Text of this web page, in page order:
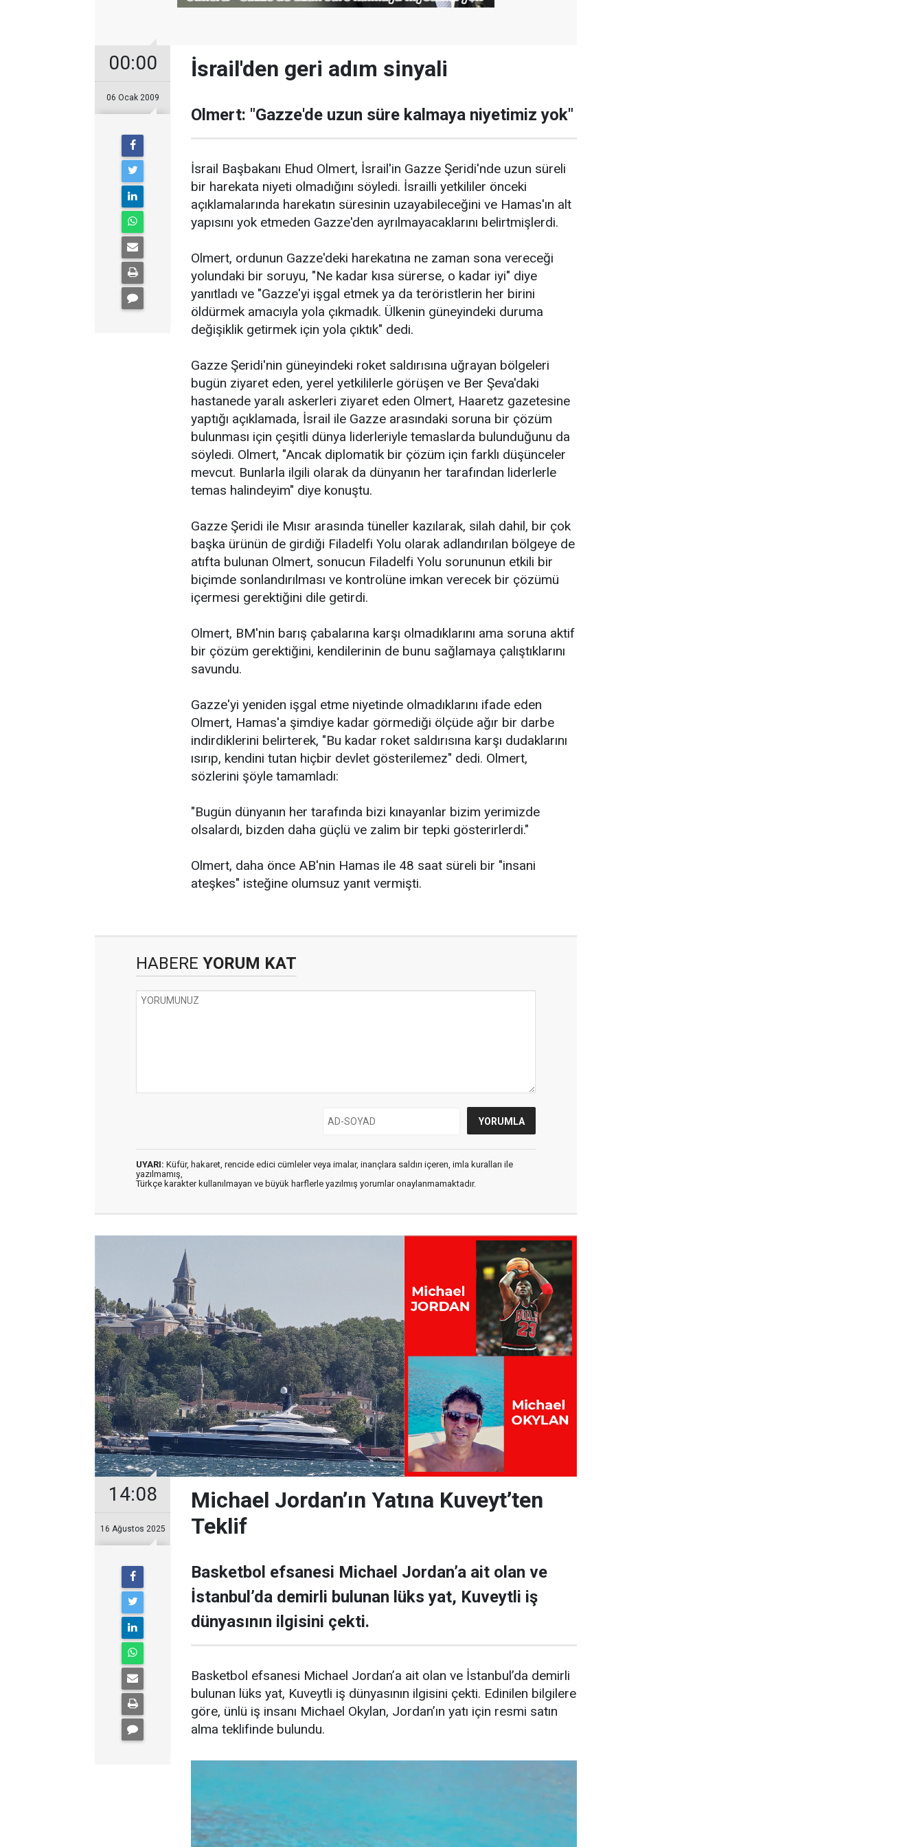
00:00
06 Ocak 2009
İsrail'den geri adım sinyali
Olmert: "Gazze'de uzun süre kalmaya niyetimiz yok"
İsrail Başbakanı Ehud Olmert, İsrail'in Gazze Şeridi'nde uzun süreli
bir harekata niyeti olmadığını söyledi. İsrailli yetkililer önceki
açıklamalarında harekatın süresinin uzayabileceğini ve Hamas'ın alt
yapısını yok etmeden Gazze'den ayrılmayacaklarını belirtmişlerdi.
Olmert, ordunun Gazze'deki harekatına ne zaman sona vereceği
yolundaki bir soruyu, "Ne kadar kısa sürerse, o kadar iyi" diye
yanıtladı ve "Gazze'yi işgal etmek ya da teröristlerin her birini
öldürmek amacıyla yola çıkmadık. Ülkenin güneyindeki duruma
değişiklik getirmek için yola çıktık" dedi.
Gazze Şeridi'nin güneyindeki roket saldırısına uğrayan bölgeleri
bugün ziyaret eden, yerel yetkililerle görüşen ve Ber Şeva'daki
hastanede yaralı askerleri ziyaret eden Olmert, Haaretz gazetesine
yaptığı açıklamada, İsrail ile Gazze arasındaki soruna bir çözüm
bulunması için çeşitli dünya liderleriyle temaslarda bulunduğunu da
söyledi. Olmert, "Ancak diplomatik bir çözüm için farklı düşünceler
mevcut. Bunlarla ilgili olarak da dünyanın her tarafından liderlerle
temas halindeyim" diye konuştu.
Gazze Şeridi ile Mısır arasında tüneller kazılarak, silah dahil, bir çok
başka ürünün de girdiği Filadelfi Yolu olarak adlandırılan bölgeye de
atıfta bulunan Olmert, sonucun Filadelfi Yolu sorununun etkili bir
biçimde sonlandırılması ve kontrolüne imkan verecek bir çözümü
içermesi gerektiğini dile getirdi.
Olmert, BM'nin barış çabalarına karşı olmadıklarını ama soruna aktif
bir çözüm gerektiğini, kendilerinin de bunu sağlamaya çalıştıklarını
savundu.
Gazze'yi yeniden işgal etme niyetinde olmadıklarını ifade eden
Olmert, Hamas'a şimdiye kadar görmediği ölçüde ağır bir darbe
indirdiklerini belirterek, "Bu kadar roket saldırısına karşı dudaklarını
ısırıp, kendini tutan hiçbir devlet gösterilemez" dedi. Olmert,
sözlerini şöyle tamamladı:
"Bugün dünyanın her tarafında bizi kınayanlar bizim yerimizde
olsalardı, bizden daha güçlü ve zalim bir tepki gösterirlerdi."
Olmert, daha önce AB'nin Hamas ile 48 saat süreli bir "insani
ateşkes" isteğine olumsuz yanıt vermişti.
HABERE YORUM KAT
UYARI: Küfür, hakaret, rencide edici cümleler veya imalar, inançlara saldırı içeren, imla kuralları ile
yazılmamış,
Türkçe karakter kullanılmayan ve büyük harflerle yazılmış yorumlar onaylanmamaktadır.
14:08
16 Ağustos 2025
Michael Jordan’ın Yatına Kuveyt’ten
Teklif
Basketbol efsanesi Michael Jordan’a ait olan ve
İstanbul’da demirli bulunan lüks yat, Kuveytli iş
dünyasının ilgisini çekti.
Basketbol efsanesi Michael Jordan’a ait olan ve İstanbul’da demirli
bulunan lüks yat, Kuveytli iş dünyasının ilgisini çekti. Edinilen bilgilere
göre, ünlü iş insanı Michael Okylan, Jordan’ın yatı için resmi satın
alma teklifinde bulundu.